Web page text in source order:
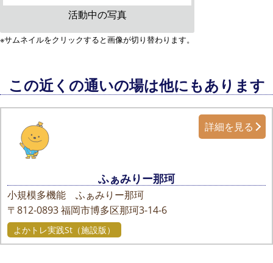
活動中の写真
※サムネイルをクリックすると画像が切り替わります。
この近くの通いの場は他にもあります
ふぁみりー那珂
小規模多機能 ふぁみりー那珂
〒812-0893福岡市博多区那珂3-14-6
詳細を見る
よかトレ実践St（施設版）